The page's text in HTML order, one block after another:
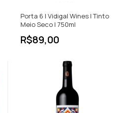
Porta 6 | Vidigal Wines | Tinto
Meio Seco | 750ml
R$89,00